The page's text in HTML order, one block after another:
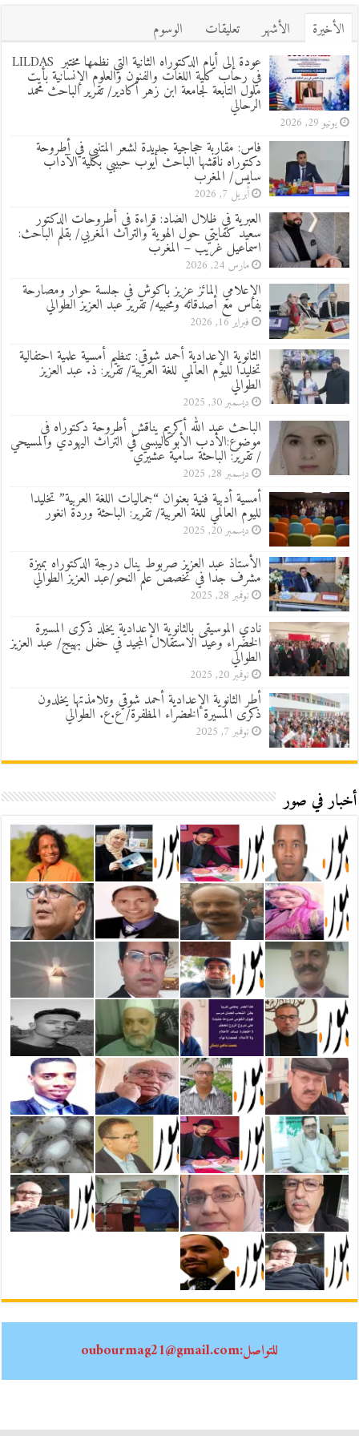
الأخيرة الأشهر تعليقات
الوسوم
عودة إلى أيام الدكتوراه الثانية التي نظمها مختبر LILDAS
في رحاب كلية اللغات والفنون والعلوم الإنسانية بأيت
ملول التابعة لجامعة ابن زهر أكادير/ تقرير الباحث محمد
الرحالي
يونيو 29, 2026
فاس: مقاربة حجاجية جديدة لشعر المتنبي في أطروحة
دكتوراه ناقشها الباحث أيوب حبيبي بكلية الآداب
سايس/ المغرب
أبريل 7, 2026
العبرية في ظلال الضاد: قراءة في أطروحات الدكتور
سعيد كفايتي حول الهوية والتراث المغربي/ بقلم الباحث:
اسماعيل غريب – المغرب
مارس 24, 2026
الإعلامي المائز عزيز باكوش في جلسة حوار ومصارحة
بفاس مع أصدقائه ومحبيه/ تقرير عبد العزيز الطوالي
فبراير 16, 2026
الثانوية الإعدادية أحمد شوقي: تنظيم أمسية علمية احتفالية
تخليدا لليوم العالمي للغة العربية/ تقرير: ذ. عبد العزيز
الطوالي
ديسمبر 30, 2025
الباحث عبد الله أكريم يناقش أطروحة دكتوراه في
موضوع:الأدب الأبوكاليبسي في التراث اليهودي والمسيحي
/ تقرير: الباحثة سامية عشيري
ديسمبر 28, 2025
أمسية أدبية فنية بعنوان “جماليات اللغة العربية” تخليدا
لليوم العالمي للغة العربية/ تقرير: الباحثة وردة انغور
ديسمبر 20, 2025
الأستاذ عبد العزيز صربوط ينال درجة الدكتوراه بميزة
مشرف جدا في تخصص علم النحو/عبد العزيز الطوالي
نوفمبر 28, 2025
نادي الموسيقى بالثانوية الإعدادية يخلد ذكرى المسيرة
الخضراء وعيد الاستقلال المجيد في حفل بهيج/ عبد العزيز
الطوالي
نوفمبر 20, 2025
أطر الثانوية الإعدادية أحمد شوقي وتلامذتها يخلدون
ذكرى المسيرة الخضراء المظفرة/ ع.ع. الطوالي
نوفمبر 7, 2025
أخبار في صور
للتواصل:oubourmag21@gmail.com